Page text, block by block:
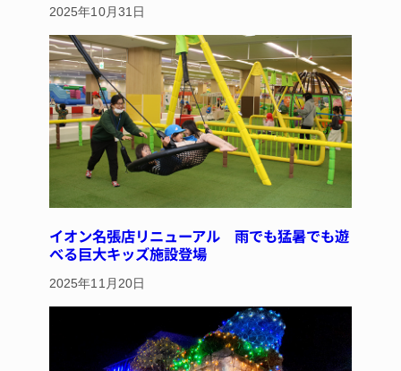
2025年10月31日
イオン名張店リニューアル 雨でも猛暑でも遊
べる巨大キッズ施設登場
2025年11月20日